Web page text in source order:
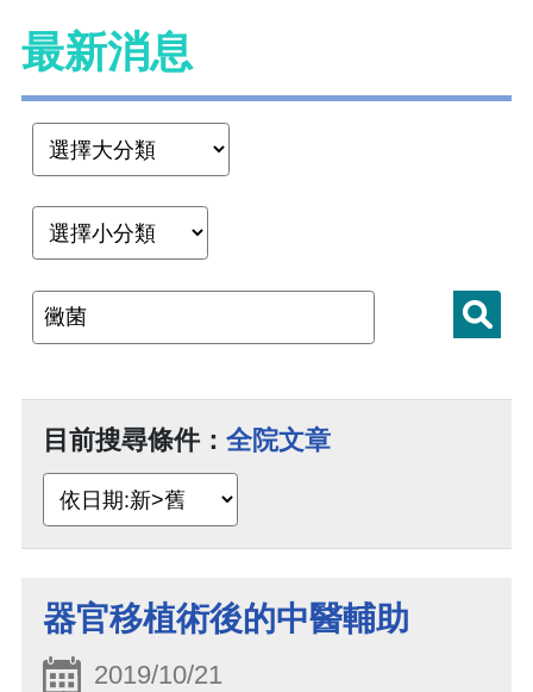
最新消息
目前搜尋條件： 全院文章
器官移植術後的中醫輔助
2019/10/21